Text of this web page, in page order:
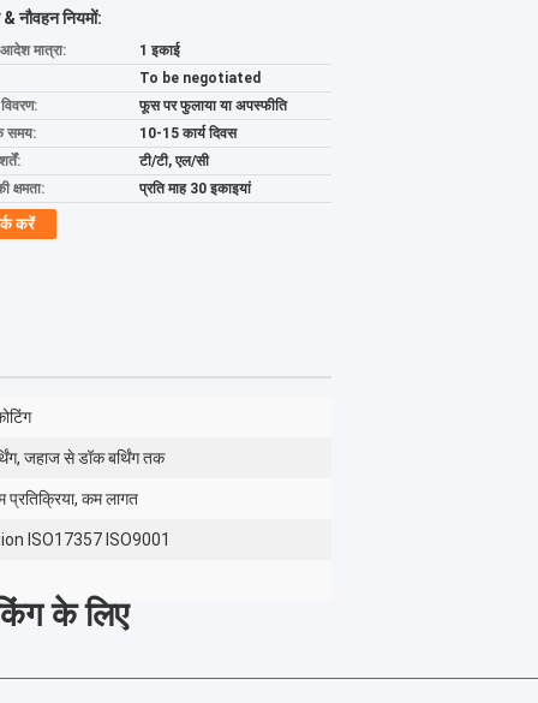
नौवहन नियमों:
मात्रा:
1 इकाई
To be negotiated
फूस पर फुलाया या अपस्फीति
समय:
10-15 कार्य दिवस
टी/टी, एल/सी
क्षमता:
प्रति माह 30 इकाइयां
करें
जहाज से डॉक बर्थिंग तक
प्रतिक्रिया, कम लागत
ISO17357 ISO9001
के लिए